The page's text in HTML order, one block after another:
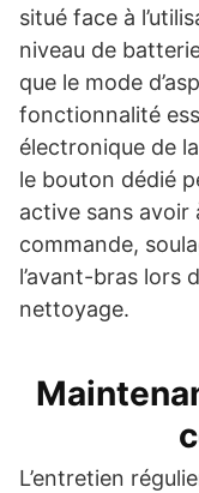
situé face à
niveau de
que le mode
fonctionnalité
électronique de
le bouton dédié
active sans avoir
commande,
l’avant-bras lors
nettoyage.
L’entretien